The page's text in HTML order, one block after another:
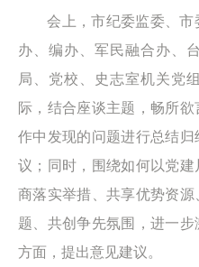
会上，市纪委监委、
办、编办、军民融合办、
局、党校、史志室机关党
际，结合座谈主题，畅所
作中发现的问题进行总结
议；同时，围绕如何以党
商落实举措、共享优势资
题、共创争先氛围，进一
方面，提出意见建议。